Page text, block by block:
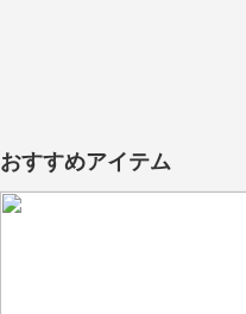
おすすめアイテム